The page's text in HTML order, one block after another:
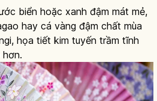
biển hoặc xanh đậm mát mẻ,
hay cá vàng đậm chất mùa
họa tiết kim tuyến trầm tĩnh